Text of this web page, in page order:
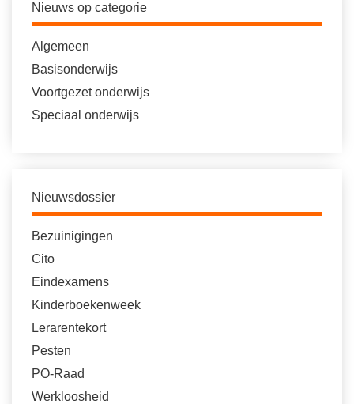
Nieuws op categorie
Algemeen
Basisonderwijs
Voortgezet onderwijs
Speciaal onderwijs
Nieuwsdossier
Bezuinigingen
Cito
Eindexamens
Kinderboekenweek
Lerarentekort
Pesten
PO-Raad
Werkloosheid